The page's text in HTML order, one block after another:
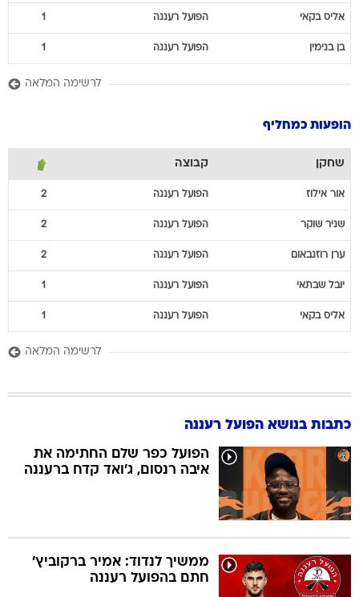
אליס בקאי הפועל רעננה 1
בן בנימין הפועל רעננה 1
לרשימה המלאה
הופעות כמחליף
שחקן קבוצה
אור אילוז הפועל רעננה 2
שניר שוקר הפועל רעננה 2
ערן רוזנבאום הפועל רעננה 2
יובל שבתאי הפועל רעננה 1
אליס בקאי הפועל רעננה 1
לרשימה המלאה
כתבות בנושא הפועל רעננה
הפועל כפר שלם החתימה את
איבה רנסום, ג'ואד קדח ברעננה
ממשיך לנדוד: אמיר ברקוביץ'
חתם בהפועל רעננה